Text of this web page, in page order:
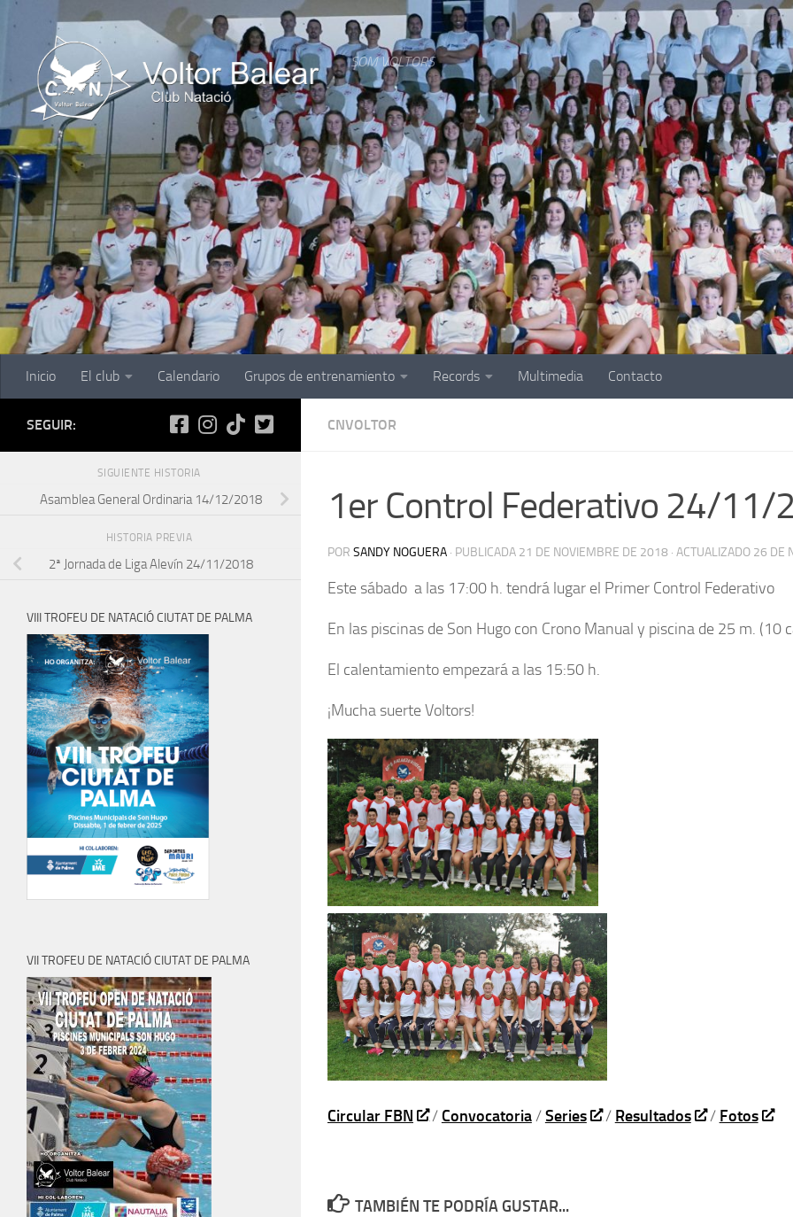
Saltar al contenido
SOM VOLTORS
Inicio El club Calendario Grupos de entrenamiento Records Multimedia Contacto
CNVOLTOR
1er Control Federativo 24/11/
POR SANDY NOGUERA · PUBLICADA 21 DE NOVIEMBRE DE 2018 · ACTUALIZADO 26 DE
Este sábado a las 17:00 h. tendrá lugar el Primer Control Federativo
En las piscinas de Son Hugo con Crono Manual y piscina de 25 m. (10
El calentamiento empezará a las 15:50 h.
¡Mucha suerte Voltors!
Circular FBN / Convocatoria/Series / Resultados / Fotos
TAMBIÉN TE PODRÍA GUSTAR...
SEGUIR:
SIGUIENTE HISTORIA
Asamblea General Ordinaria 14/12/2018
HISTORIA PREVIA
2ª Jornada de Liga Alevín 24/11/2018
VIII TROFEU DE NATACIÓ CIUTAT DE PALMA
VII TROFEU DE NATACIÓ CIUTAT DE PALMA